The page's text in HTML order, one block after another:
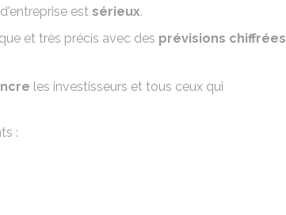
est sérieux.
et très précis avec des prévisions chiffrées
les investisseurs et tous ceux qui
: